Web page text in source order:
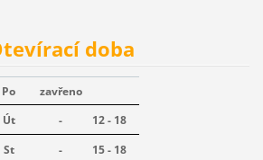
doba
Po
zavřeno
Út
-
12 - 18
St
-
15 - 18